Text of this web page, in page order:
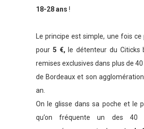
18-28 ans !
Le principe est simple, une fois
pour 5 €, le détenteur du Citicks
remises exclusives dans plus de
de Bordeaux et son
an.
On le glisse dans sa poche et le
qu’on fréquente un des 40